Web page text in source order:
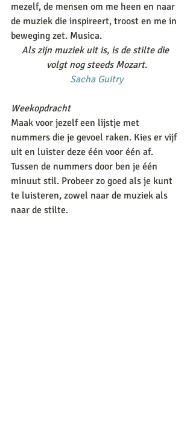
mezelf, de mensen om me heen en naar
de muziek die inspireert, troost en me in
beweging zet. Musica.
Als zijn muziek uit is, is de stilte die
volgt nog steeds Mozart.
Sacha Guitry
Weekopdracht
Maak voor jezelf een lijstje met
nummers die je gevoel raken. Kies er vijf
uit en luister deze één voor één af.
Tussen de nummers door ben je één
minuut stil. Probeer zo goed als je kunt
te luisteren, zowel naar de muziek als
naar de stilte.